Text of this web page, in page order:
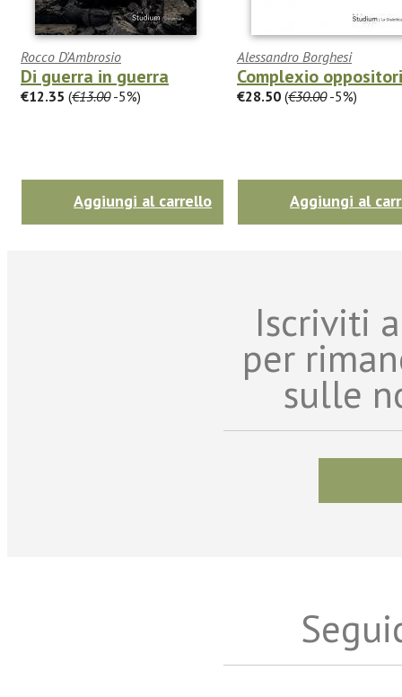
Rocco D'Ambrosio
Di guerra in guerra
€12.35 (€13.00-5%)
Aggiungi al carrello
Alessandro Borghesi
Complexio
€28.50 (€30.00-5%)
Aggiungi al
Iscriviti
per
sulle